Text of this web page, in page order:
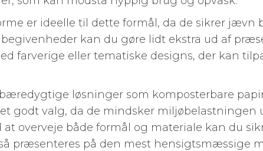
er ideelle til dette formål, da de sikrer jævn
kan du gøre lidt ekstra ud af
farverige eller tematiske designs, der kan
løsninger som komposterbare
godt valg, da de mindsker miljøbelastningen
overveje både formål og materiale kan du
præsenteres på den mest hensigtsmæssige